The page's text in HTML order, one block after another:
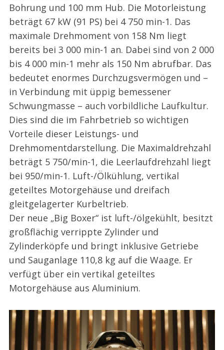
Bohrung und 100 mm Hub. Die Motorleistung
beträgt 67 kW (91 PS) bei 4 750 min-1. Das
maximale Drehmoment von 158 Nm liegt
bereits bei 3 000 min-1 an. Dabei sind von 2 000
bis 4 000 min-1 mehr als 150 Nm abrufbar. Das
bedeutet enormes Durchzugsvermögen und –
in Verbindung mit üppig bemessener
Schwungmasse – auch vorbildliche Laufkultur.
Dies sind die im Fahrbetrieb so wichtigen
Vorteile dieser Leistungs- und
Drehmomentdarstellung. Die Maximaldrehzahl
beträgt 5 750/min-1, die Leerlaufdrehzahl liegt
bei 950/min-1. Luft-/Ölkühlung, vertikal
geteiltes Motorgehäuse und dreifach
gleitgelagerter Kurbeltrieb.
Der neue „Big Boxer“ ist luft-/ölgekühlt, besitzt
großflächig verrippte Zylinder und
Zylinderköpfe und bringt inklusive Getriebe
und Sauganlage 110,8 kg auf die Waage. Er
verfügt über ein vertikal geteiltes
Motorgehäuse aus Aluminium.